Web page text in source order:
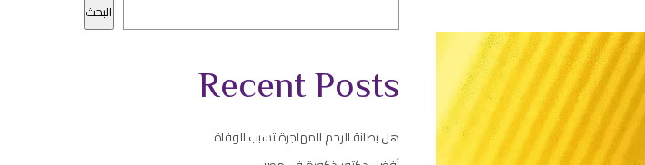
البحث
Recent Posts
هل بطانة الرحم المهاجرة تسبب الوفاة